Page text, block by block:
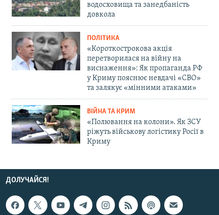
водосховища та занедбаність
довкола
ПОЛІТИКА
«Короткострокова акція
перетворилася на війну на
виснаження»: Як пропаганда РФ
у Криму пояснює невдачі «СВО»
та залякує «мінними атаками»
ВІЙНА ТА КРИМ
«Полювання на колони». Як ЗСУ
ріжуть військову логістику Росії в
Криму
ДОЛУЧАЙСЯ!